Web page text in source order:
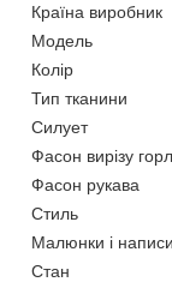
Країна виробник
Модель
Колір
Тип тканини
Силует
Фасон вирізу
Фасон рукава
Стиль
Малюнки і написи
Стан